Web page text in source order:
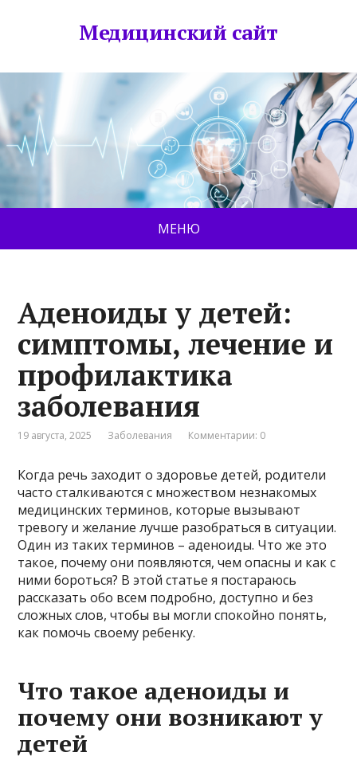
Медицинский сайт
МЕНЮ
Аденоиды у детей:
симптомы, лечение и
профилактика
заболевания
19 августа, 2025 Заболевания Комментарии: 0
Когда речь заходит о здоровье детей, родители
часто сталкиваются с множеством незнакомых
медицинских терминов, которые вызывают
тревогу и желание лучше разобраться в ситуации.
Один из таких терминов – аденоиды. Что же это
такое, почему они появляются, чем опасны и как с
ними бороться? В этой статье я постараюсь
рассказать обо всем подробно, доступно и без
сложных слов, чтобы вы могли спокойно понять,
как помочь своему ребенку.
Что такое аденоиды и
почему они возникают у
детей